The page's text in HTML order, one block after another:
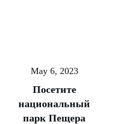
May 6, 2023
Посетите
национальный
парк Пещера